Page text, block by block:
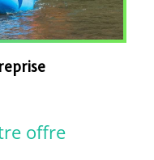
offre